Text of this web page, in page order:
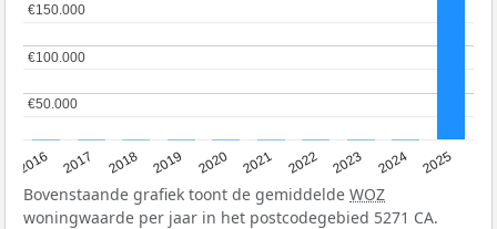
2016 2017 2018 2019 2020 2021 2022 2023 2024 2025
€50.000
€50.000
€100.000
€100.000
€150.000
€150.000
Bovenstaande grafiek toont de gemiddelde WOZ
woningwaarde per jaar in het postcodegebied 5271 CA.